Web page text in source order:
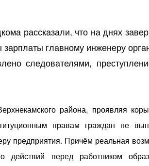
рассказали, что на днях
главному инженеру
следователями,
района, проявляя
правам граждан не
предприятия. Причём реальная
действий перед работником